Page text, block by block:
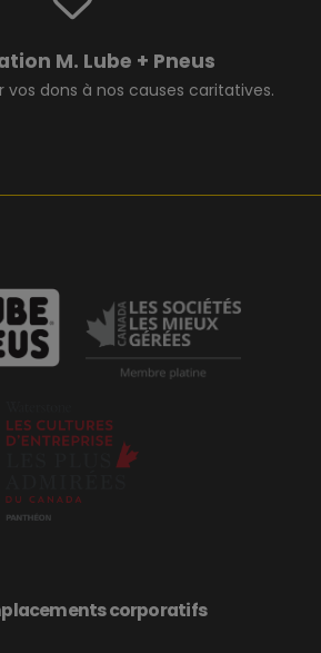
M. Lube + Pneus
vos dons à nos causes caritatives.
corporatifs